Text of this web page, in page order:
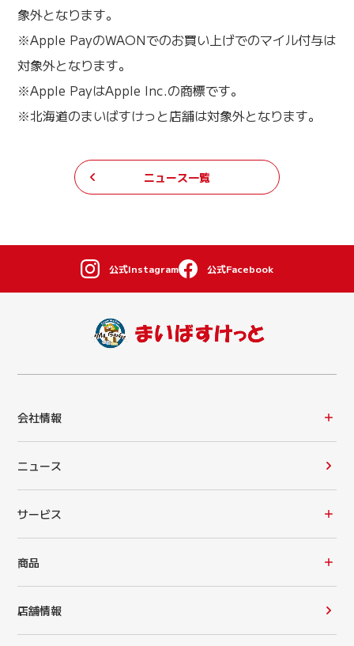
象外となります。
※Apple PayのWAONでのお買い上げでのマイル付与は
対象外となります。
※Apple PayはApple Inc.の商標です。
※北海道のまいばすけっと店舗は対象外となります。
ニュース一覧
公式Instagram 公式Facebook
会社情報
ニュース
サービス
商品
店舗情報